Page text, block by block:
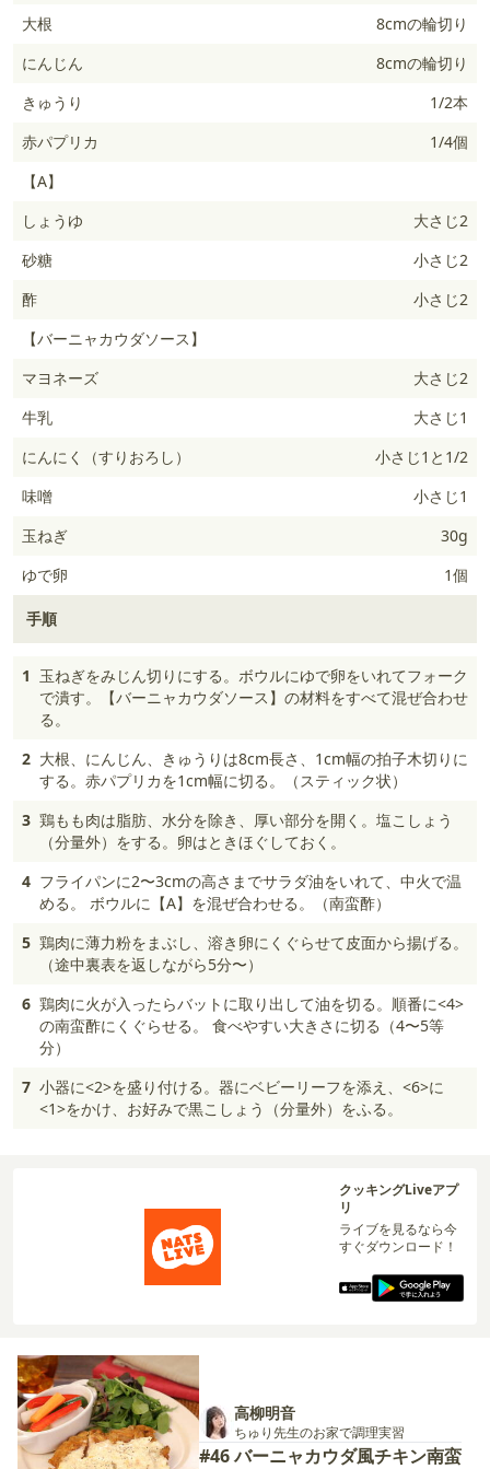
大根
8cmの輪切り
にんじん
8cmの輪切り
きゅうり
1/2本
赤パプリカ
1/4個
【A】
しょうゆ
大さじ2
砂糖
小さじ2
酢
小さじ2
【バーニャカウダソース】
マヨネーズ
大さじ2
牛乳
大さじ1
にんにく（すりおろし）
小さじ1と1/2
味噌
小さじ1
玉ねぎ
30g
ゆで卵
1個
手順
1 玉ねぎをみじん切りにする。ボウルにゆで卵をいれてフォーク
で潰す。【バーニャカウダソース】の材料をすべて混ぜ合わせ
る。
2 大根、にんじん、きゅうりは8cm長さ、1cm幅の拍子木切りに
する。赤パプリカを1cm幅に切る。（スティック状）
3 鶏もも肉は脂肪、水分を除き、厚い部分を開く。塩こしょう
（分量外）をする。卵はときほぐしておく。
4 フライパンに2〜3cmの高さまでサラダ油をいれて、中火で温
める。 ボウルに【A】を混ぜ合わせる。（南蛮酢）
5 鶏肉に薄力粉をまぶし、溶き卵にくぐらせて皮面から揚げる。
（途中裏表を返しながら5分〜）
6 鶏肉に火が入ったらバットに取り出して油を切る。順番に<4>
の南蛮酢にくぐらせる。 食べやすい大きさに切る（4〜5等
分）
7 小器に<2>を盛り付ける。器にベビーリーフを添え、<6>に
<1>をかけ、お好みで黒こしょう（分量外）をふる。
クッキングLiveアプ
リ
ライブを見るなら今
すぐダウンロード！
高柳明音
ちゅり先生のお家で調理実習
#46 バーニャカウダ風チキン南蛮